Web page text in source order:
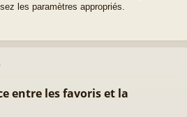
les paramètres appropriés.
entre les favoris et la